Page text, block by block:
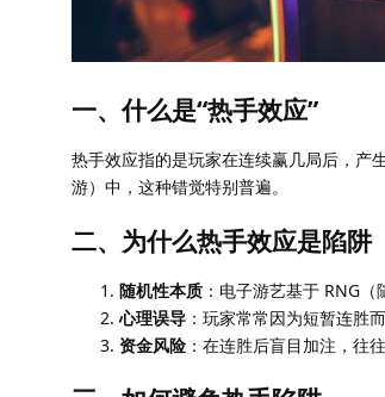
一、什么是“热手效应”
热手效应指的是玩家在连续赢几局后，产
游）中，这种错觉特别普遍。
二、为什么热手效应是陷阱
随机性本质 ：电子游艺基于 RNG
心理误导 ：玩家常常因为短暂连胜
资金风险 ：在连胜后盲目加注，往